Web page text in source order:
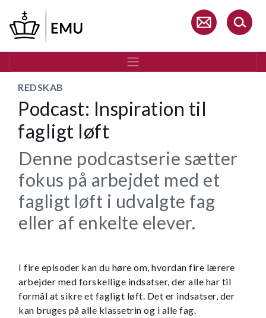
hovedindhold
REDSKAB
Podcast: Inspiration til
fagligt løft
Denne podcastserie sætter
fokus på arbejdet med et
fagligt løft i udvalgte fag
eller af enkelte elever.
I fire episoder kan du høre om, hvordan fire lærere
arbejder med forskellige indsatser, der alle har til
formål at sikre et fagligt løft. Det er indsatser, der
kan bruges på alle klassetrin og i alle fag.